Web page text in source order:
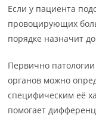
Если у пациента
провоцирующих
порядке назначит
Первично
органов можно
специфическим её
помогает